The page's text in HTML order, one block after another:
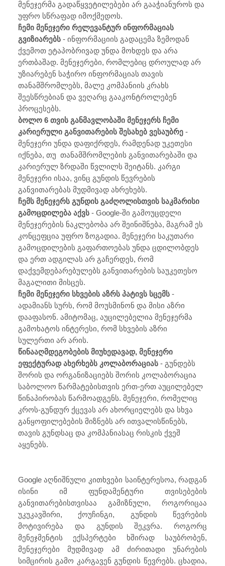
მენეჯერმა გადაწყვეტილებები არ გააჭიანუროს და
უფრო სწრაფად იმოქმედოს.
ჩემი მენეჯერი რელევანტურ ინფორმაციას
გვიზიარებს- ინფორმაციის გადაცემა ზემოდან
ქვემოთ ეტაპობრივად უნდა მოხდეს და არა
ერთბაშად. მენეჯერები, რომლებიც დროულად არ
უზიარებენ საჭირო ინფორმაციას თავის
თანამშრომლებს, მალე კომპანიის კრახს
შეესწრებიან და ვეღარც გააკონტროლებენ
პროცესებს.
ბოლო 6 თვის განმავლობაში მენეჯერს ჩემი
კარიერული განვითარების შესახებ ვესაუბრე-
მენეჯერი უნდა დაფიქრდეს, რამდენად უკეთესი
იქნება, თუ თანამშრომლების განვითარებაში და
კარიერულ ზრდაში წვლილს შეიტანს. კარგი
მენეჯერი ისაა, ვინც გუნდის წევრების
განვითარებას მუდმივად ახრეხებს.
ჩემს მენეჯერს გუნდის გაძღოლისთვის საკმარისი
გამოცდილება აქვს- Google-ში გამოუცდელი
მენეჯერების ნაკლებობა არ შეინიშნება, მაგრამ ეს
კონცეფცია უფრო ზოგადია. მენეჯერი საკუთარი
გამოცდილების გაფართოებას უნდა ცდილობდეს
და ერთ ადგილას არ გაჩერდეს, რომ
დაქვემდებარებულებს განვითარების საუკეთესო
მაგალითი მისცეს.
ჩემი მენეჯერი სხვების აზრს პატივს სცემს-
ადამიანს სურს, რომ მოუსმინონ და მისი აზრი
დააფასონ. ამიტომაც, აუცილებელია მენეჯერმა
გამოხატოს ინტერესი, რომ სხვების აზრი
სულერთი არ არის.
წინააღმდეგობების მიუხედავად, მენეჯერი
ეფექტურად ახერხებს კოლაბორაციას- გუნდებს
შორის და ორგანიზაციებს შორის კოლაბორაცია
საბოლოო წარმატებისთვის ერთ-ერთ აუცილებელ
წინაპირობას წარმოადგენს. მენეჯერი, რომელიც
კროს-გუნდურ ქცევას არ ახორციელებს და სხვა
განყოფილებების მიზნებს არ ითვალისწინებს,
თავის გუნდსაც და კომპანიასაც რისკის ქვეშ
აყენებს.
Google აღნიშნული კითხვები საინტერესოა, რადგან
ისინი იმ ფუნდამენტური თვისებების
განვითარებისთვისაა გამიზნული, როგორიცაა
უკუკავშირი, ქოუჩინგი, გუნდის წევრების
მოტივირება და გუნდის შეკვრა. როგორც
მენეჯმენტის ექსპერტები ხშირად საუბრობენ,
მენეჯერები მუდმივად ამ ძირითადი უნარების
სიმცირის გამო კარგავენ გუნდის წევრებს. ცხადია,